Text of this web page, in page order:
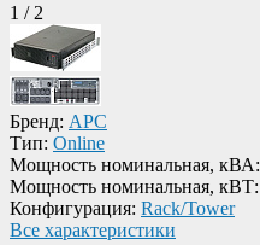
1 / 2
Бренд: APC
Тип: Online
Мощность номинальная, кВА:
Мощность номинальная, кВТ:
Конфигурация: Rack/Tower
Все характеристики